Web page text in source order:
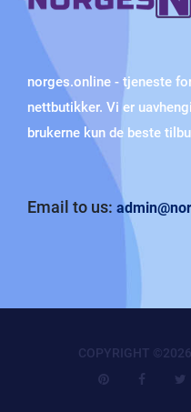
norges.online - tjeneste
nettbutikker. Vi er
brukerne kun de beste
Email to us:
COPYRIGHT ©